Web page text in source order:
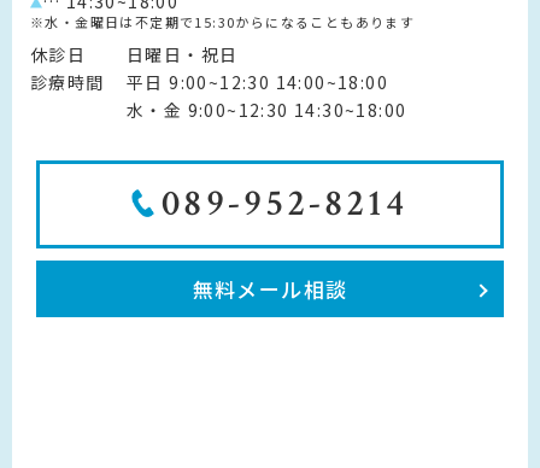
※水・金曜日は不定期で15:30からになることもあります
休診日
日曜日・祝日
診療時間
平日 9:00~12:30 14:00~18:00
水・金 9:00~12:30 14:30~18:00
089-952-8214
無料メール相談